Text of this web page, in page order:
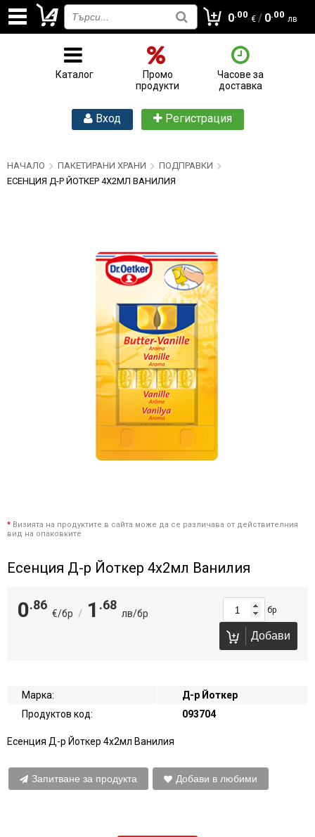
0.00 € / 0.00 лв
Каталог
Промо
продукти
Часове за
доставка
Вход Регистрация
НАЧАЛО ПАКЕТИРАНИ ХРАНИ
ПОДПРАВКИ
ЕСЕНЦИЯ Д-Р ЙОТКЕР 4Х2МЛ ВАНИЛИЯ
* Визията на продуктите в сайта може да се различава от действителния
вид на опаковките
Есенция Д-р Йоткер 4х2мл Ванилия
0.86
€/бр / 1 .68
лв/бр бр
Добави
Марка:
Д-р Йоткер
Продуктов код:
093704
Есенция Д-р Йоткер 4х2мл Ванилия
Запитване за продукта Добави в любими